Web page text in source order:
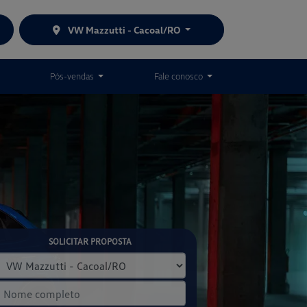
VW Mazzutti - Cacoal/RO
Pós-vendas Fale conosco